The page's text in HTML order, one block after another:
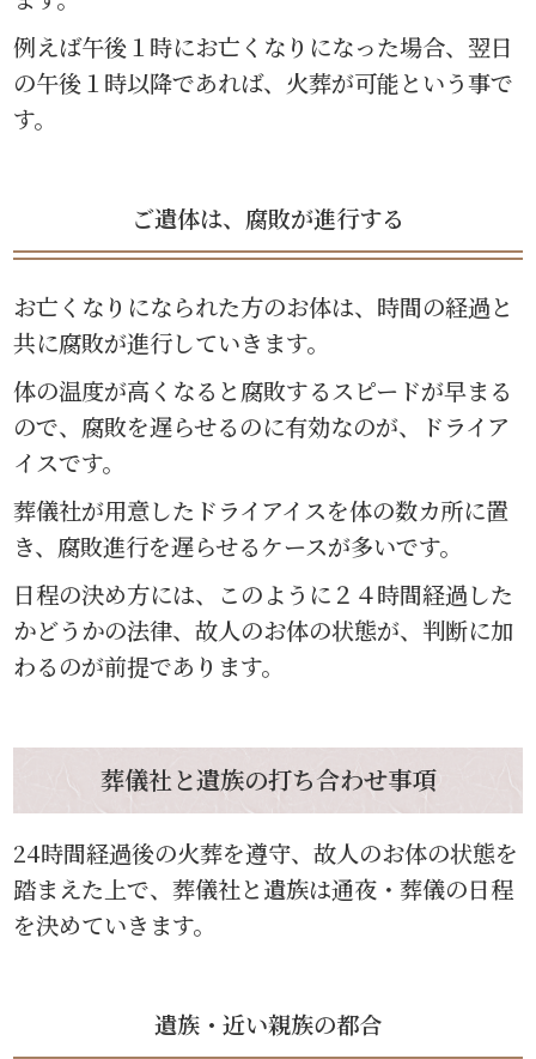
例えば午後１時にお亡くなりになった場合、翌日
の午後１時以降であれば、火葬が可能という事で
す。
ご遺体は、腐敗が進行する
お亡くなりになられた方のお体は、時間の経過と
共に腐敗が進行していきます。
体の温度が高くなると腐敗するスピードが早まる
ので、腐敗を遅らせるのに有効なのが、ドライア
イスです。
葬儀社が用意したドライアイスを体の数カ所に置
き、腐敗進行を遅らせるケースが多いです。
日程の決め方には、このように２４時間経過した
かどうかの法律、故人のお体の状態が、判断に加
わるのが前提であります。
葬儀社と遺族の打ち合わせ事項
24時間経過後の火葬を遵守、故人のお体の状態を
踏まえた上で、葬儀社と遺族は通夜・葬儀の日程
を決めていきます。
遺族・近い親族の都合